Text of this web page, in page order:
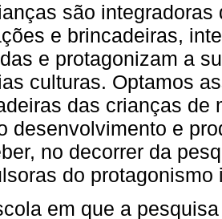
são
e brincadeiras,
e protagonizam a
culturas. Optamos
das crianças de
desenvolvimento e
no decorrer da
do protagonismo
em que a